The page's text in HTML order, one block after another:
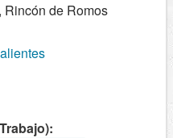
de Romos